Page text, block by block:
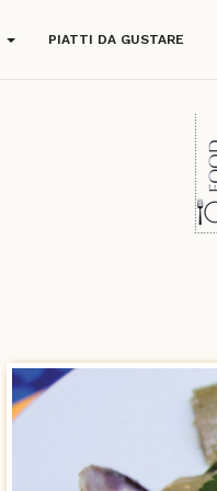
PIATTI DA GUSTARE